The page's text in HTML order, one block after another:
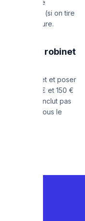
compense
d'eau froide (si on tire
toute brûlure.
un robinet
robinet et poser
entre 100 € et 150 €
Ce prix n'inclut pas
devons vous le